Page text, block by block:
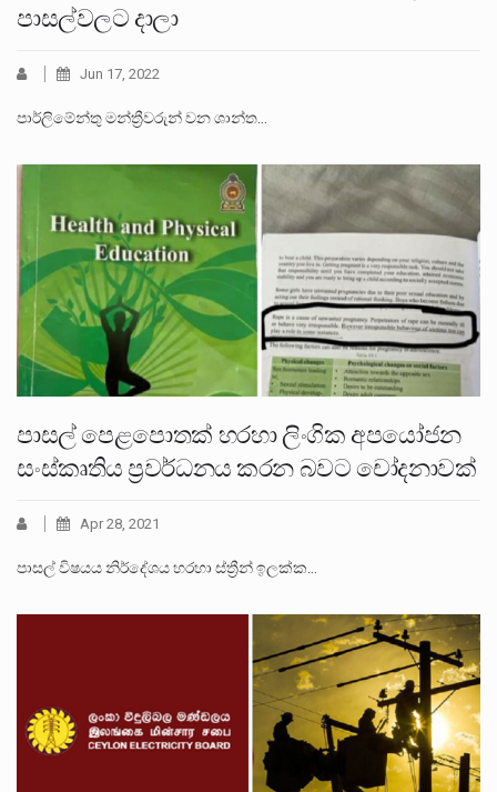
පාසල්වලට දාලා
Jun 17, 2022
පාර්ලිමේන්තු මන්ත්‍රීවරුන් වන ශාන්ත…
පාසල් පෙළපොතක් හරහා ලිංගික අපයෝජන
සංස්කෘතිය ප්‍රවර්ධනය කරන බවට චෝදනාවක්
Apr 28, 2021
පාසල් විෂයය නිර්දේශය හරහා ස්ත්‍රීන් ඉලක්ක…